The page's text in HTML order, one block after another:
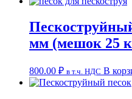
мм (мешок 25
800.00 ₽ в т.ч. НДС В